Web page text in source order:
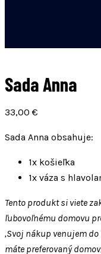
Sada Anna
33,00 €
Sada Anna obsahuje:
1x košieľka
1x váza s
Tento produkt si viete
ľubovoľnému domovu
‚Svoj nákup venujem
máte preferovaný